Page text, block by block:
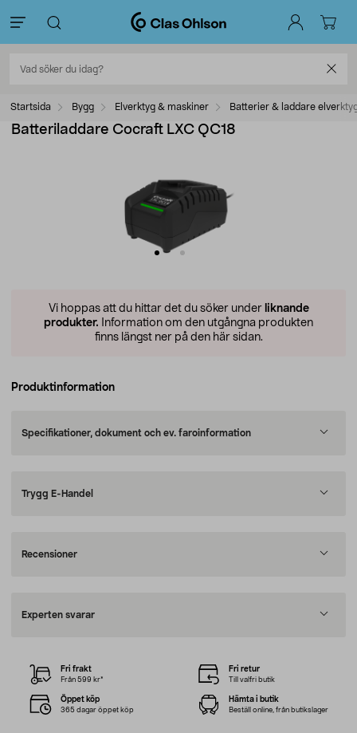
Startsida Bygg Elverktyg & maskiner Batterier & laddare
Batteriladdare Cocraft LXC QC18
Vi hoppas att du hittar det du söker under liknande
produkter. Information om den utgångna produkten
finns längst ner på den här sidan.
Produktinformation
Specifikationer, dokument och ev. faroinformation
Trygg E-Handel
Recensioner
Experten svarar
Fri frakt
Från 599 kr*
Fri retur
Till valfri butik
Öppet köp
365 dagar öppet köp
Hämta i butik
Beställ online, från butikslager